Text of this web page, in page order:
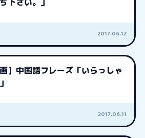
2017.06.12
画】中国語フレーズ「いらっしゃ
2017.06.11